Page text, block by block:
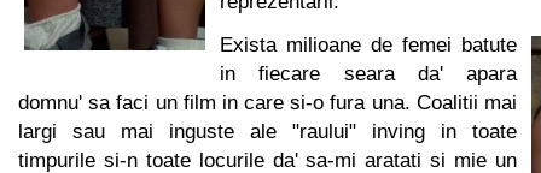
Exista milioane de femei batute
in fiecare seara da' apara
domnu' sa faci un film in care si-o fura una. Coalitii mai
largi sau mai inguste ale "raului" inving in toate
timpurile si-n toate locurile da' sa-mi aratati si mie un